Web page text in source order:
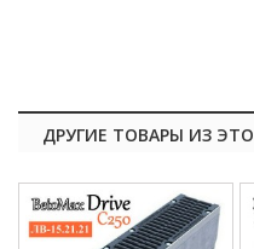
ДРУГИЕ ТОВАРЫ ИЗ